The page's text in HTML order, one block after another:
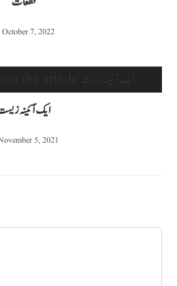
October 7, 2022
ایک آئینہ
5, 2021